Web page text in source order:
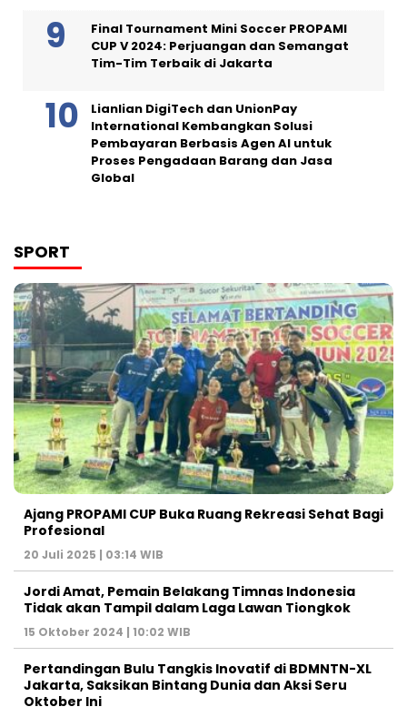
Final Tournament Mini Soccer PROPAMI
CUP V 2024: Perjuangan dan Semangat
Tim-Tim Terbaik di Jakarta
Lianlian DigiTech dan UnionPay
International Kembangkan Solusi
Pembayaran Berbasis Agen AI untuk
Proses Pengadaan Barang dan Jasa
Global
SPORT
Ajang PROPAMI CUP Buka Ruang Rekreasi Sehat Bagi
Profesional
20 Juli 2025 | 03:14 WIB
Jordi Amat, Pemain Belakang Timnas Indonesia
Tidak akan Tampil dalam Laga Lawan Tiongkok
15 Oktober 2024 | 10:02 WIB
Pertandingan Bulu Tangkis Inovatif di BDMNTN-XL
Jakarta, Saksikan Bintang Dunia dan Aksi Seru
Oktober Ini